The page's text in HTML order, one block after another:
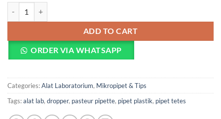
ADD TO CART
ORDER VIA WHATSAPP
Categories:Alat Laboratorium, Mikropipet & Tips
Tags:alat lab, dropper, pasteur pipette, pipet plastik, pipet tetes